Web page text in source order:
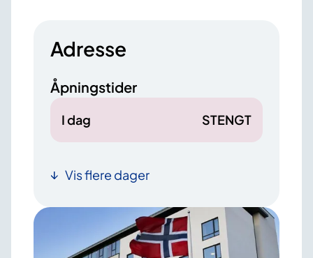
Adresse
Åpningstider
I dag STENGT
Vis flere dager